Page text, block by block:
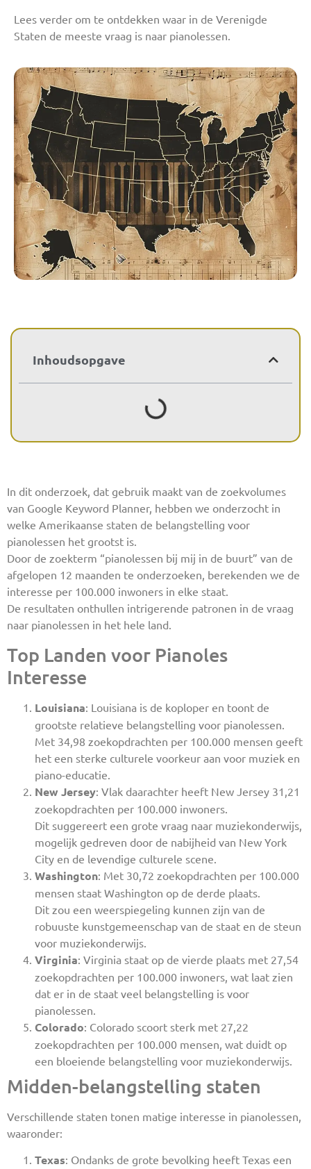
Lees verder om te ontdekken waar in de Verenigde
Staten de meeste vraag is naar pianolessen.
Inhoudsopgave
In dit onderzoek, dat gebruik maakt van de zoekvolumes
van Google Keyword Planner, hebben we onderzocht in
welke Amerikaanse staten de belangstelling voor
pianolessen het grootst is.
Door de zoekterm “pianolessen bij mij in de buurt” van de
afgelopen 12 maanden te onderzoeken, berekenden we de
interesse per 100.000 inwoners in elke staat.
De resultaten onthullen intrigerende patronen in de vraag
naar pianolessen in het hele land.
Top Landen voor Pianoles
Interesse
Louisiana: Louisiana is de koploper en toont de
grootste relatieve belangstelling voor pianolessen.
Met 34,98 zoekopdrachten per 100.000 mensen geeft
het een sterke culturele voorkeur aan voor muziek en
piano-educatie.
New Jersey: Vlak daarachter heeft New Jersey 31,21
zoekopdrachten per 100.000 inwoners.
Dit suggereert een grote vraag naar muziekonderwijs,
mogelijk gedreven door de nabijheid van New York
City en de levendige culturele scene.
Washington: Met 30,72 zoekopdrachten per 100.000
mensen staat Washington op de derde plaats.
Dit zou een weerspiegeling kunnen zijn van de
robuuste kunstgemeenschap van de staat en de steun
voor muziekonderwijs.
Virginia: Virginia staat op de vierde plaats met 27,54
zoekopdrachten per 100.000 inwoners, wat laat zien
dat er in de staat veel belangstelling is voor
pianolessen.
Colorado: Colorado scoort sterk met 27,22
zoekopdrachten per 100.000 mensen, wat duidt op
een bloeiende belangstelling voor muziekonderwijs.
Midden-belangstelling staten
Verschillende staten tonen matige interesse in pianolessen,
waaronder:
Texas: Ondanks de grote bevolking heeft Texas een